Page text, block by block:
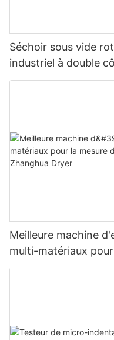
Séchoir sous vide
industriel à double
Meilleure machine
multi-matériaux
et des contraintes -